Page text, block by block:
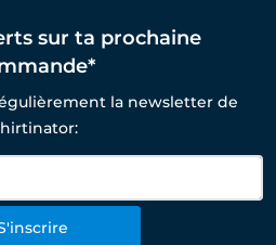
sur ta prochaine
la newsletter de